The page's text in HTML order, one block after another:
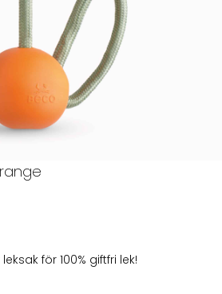
för 100% giftfri lek!